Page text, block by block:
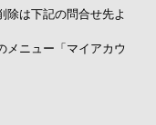
除は下記の問合せ先よ
メニュー「マイアカウ